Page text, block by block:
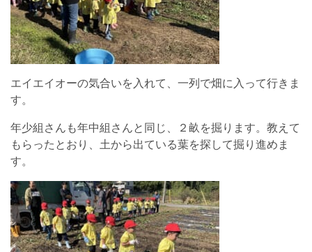
エイエイオーの気合いを入れて、一列で畑に入って行きま
す。
年少組さんも年中組さんと同じ、２畝を掘ります。教えて
もらったとおり、土から出ている葉を探して掘り進めま
す。